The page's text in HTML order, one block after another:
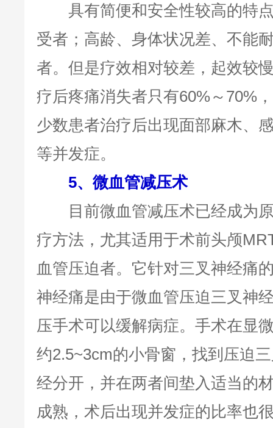
具有简便和安全性较高的特点
受者；高龄、身体状况差、不能
者。但是疗效相对较差，起效较
疗后疼痛消失者只有60%～70%
少数患者治疗后出现面部麻木、
等并发症。
5、微血管减压术
目前微血管减压术已经成为原
疗方法，尤其适用于术前头颅
血管压迫者。它针对三叉神经痛
神经痛是由于微血管压迫三叉神
压手术可以缓解病症。手术在显
约2.5~3cm的小骨窗，找到压迫
经分开，并在两者间垫入适当的
成熟，术后出现并发症的比率也